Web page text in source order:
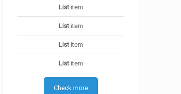
Listitem
Listitem
Listitem
Listitem
Check more